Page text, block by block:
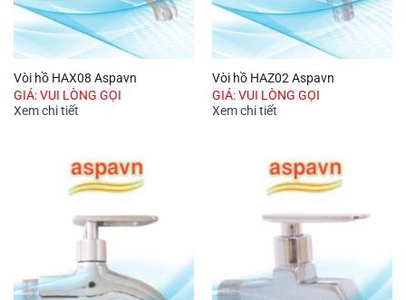
Vòi hồ HAX08 Aspavn
GIÁ: VUI LÒNG GỌI
Xem chi tiết
Vòi hồ HAZ02 Aspavn
GIÁ: VUI LÒNG GỌI
Xem chi tiết